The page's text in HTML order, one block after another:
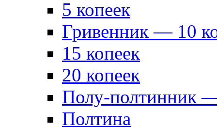
5 копеек
Гривенник — 10
15 копеек
20 копеек
Полу-полтинник
Полтина